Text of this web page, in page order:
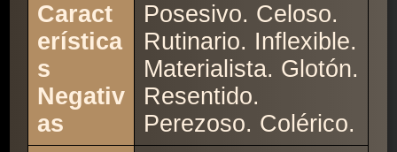
Caract
erística
s
Negativ
as
Posesivo. Celoso.
Rutinario. Inflexible.
Materialista. Glotón.
Resentido.
Perezoso. Colérico.